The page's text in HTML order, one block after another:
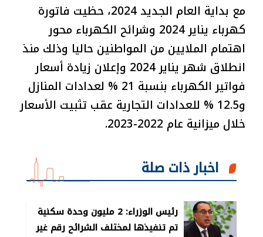
مع بداية العام الجديد 2024، حظيت فاتورة
كهرباء يناير 2024 وشرائح الكهرباء محور
اهتمام الملايين من المواطنين حاليا وذلك منذ
انطلاق شهر يناير 2024 وإعلان زيادة أسعار
فواتير الكهرباء بنسبة 21 % لعدادات المنازل
و12.5 % للعدادات التجارية عقب تثبيت الأسعار
خلال ميزانية عام 2022-2023.
اخبار ذات صلة
رئيس الوزراء: 2 مليون وحدة سكنية
تم تنفيذها لمختلف الشرائح رقم غير